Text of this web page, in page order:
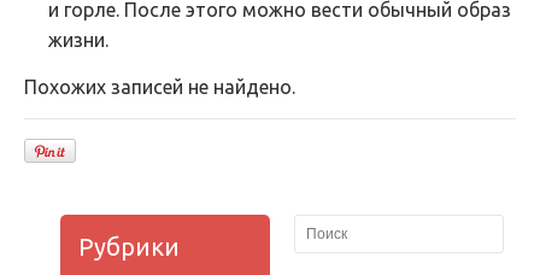
и горле. После этого можно вести обычный образ
жизни.
Похожих записей не найдено.
Рубрики